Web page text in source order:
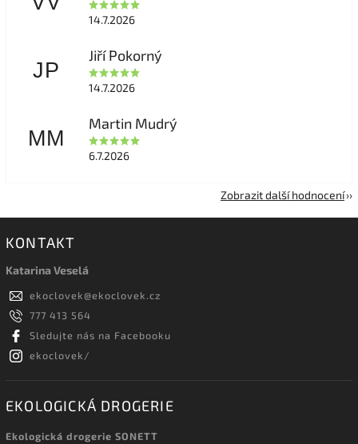
14.7.2026
JP
Jiří Pokorný
14.7.2026
MM
Martin Mudrý
6.7.2026
Zobrazit další hodnocení
KONTAKT
Katarina Veselá
ekoclovek@ekoclovek.cz
777 413 564
Sledujte nás na Facebooku
ekoclovek/
EKOLOGICKÁ DROGERIE
Ekologická drogerie SONETT